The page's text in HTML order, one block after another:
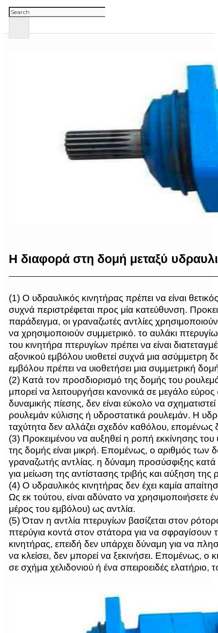
Αναζήτηση
Η διαφορά στη δομή μεταξύ
(1) Ο υδραυλικός κινητήρας πρέπει να είναι
συχνά περιστρέφεται προς μία κατεύθυνση.
παράδειγμα, οι γραναζωτές αντλίες
να χρησιμοποιούν συμμετρικό. το αυλάκι
του κινητήρα πτερυγίων πρέπει να είναι
αξονικού εμβόλου υιοθετεί συχνά μια
εμβόλου πρέπει να υιοθετήσει μια συμμετρική
(2) Κατά τον προσδιορισμό της δομής του
μπορεί να λειτουργήσει κανονικά σε μεγάλο
δυναμικής πίεσης, δεν είναι εύκολο να
ρουλεμάν κύλισης ή υδροστατικά ρουλεμάν. Η
ταχύτητα δεν αλλάζει σχεδόν καθόλου, επομένως
(3) Προκειμένου να αυξηθεί η ροπή εκκίνησης του
της δομής είναι μικρή. Επομένως, ο αριθμός των
γραναζωτής αντλίας. η δύναμη προσύσφιξης κατά
για μείωση της αντίστασης τριβής και αύξηση της
(4) Ο υδραυλικός κινητήρας δεν έχει καμία
Ως εκ τούτου, είναι αδύνατο να χρησιμοποιήσετε
μέρος του εμβόλου) ως αντλία.
(5) Όταν η αντλία πτερυγίων βασίζεται στον
πτερύγια κοντά στον στάτορα για να σφραγίσουν
κινητήρας, επειδή δεν υπάρχει δύναμη για να
να κλείσει, δεν μπορεί να ξεκινήσει. Επομένως,
σε σχήμα χελιδονιού ή ένα σπειροειδές ελατήριο,